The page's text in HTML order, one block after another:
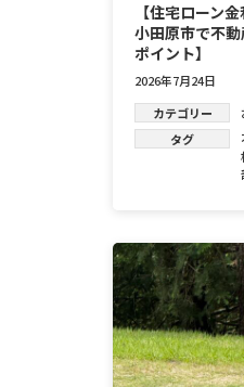
【住宅ローン
小田原市で不
ポイント】
2026年7月24日
カテゴリー
タグ